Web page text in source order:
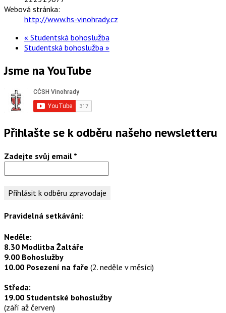
Webová stránka:
http://www.hs-vinohrady.cz
« Studentská bohoslužba
Studentská bohoslužba »
Jsme na YouTube
Přihlašte se k odběru našeho newsletteru
Zadejte svůj email *
Pravidelná setkávání:
Neděle:
8.30 Modlitba Žaltáře
9.00 Bohoslužby
10.00 Posezení na faře (2. neděle v měsíci)
Středa:
19.00 Studentské bohoslužby
(září až červen)